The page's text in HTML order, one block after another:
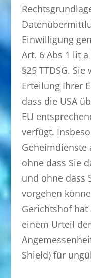
Einwilligung
Art. 6 Abs 1 lit
§25 TTDSG.
Erteilung Ihrer
dass die USA
EU
verfügt.
Geheimdienste
ohne dass Sie
und ohne dass
vorgehen
Gerichtshof
einem Urteil
Shield) für